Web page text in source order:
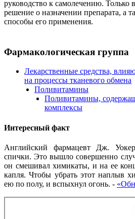
руководство к самолечению. Только
решение о назначении препарата, а
способы его применения.
Фармакологическая группа
Лекарственные средства,
на процессы тканевого обмена
Поливитамины
Поливитамины,
комплексы
Интересный факт
Английский фармацевт Дж.
спички. Это вышло совершенно
он смешивал химикаты, и на ее
капля. Чтобы убрать этот наплыв
ею по полу, и вспыхнул огонь. -